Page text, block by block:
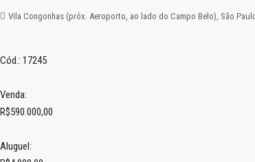
Vila Congonhas (próx. Aeroporto, ao lado do Campo Belo), São
Cód.: 17245
Venda:
R$590.000,00
Aluguel: